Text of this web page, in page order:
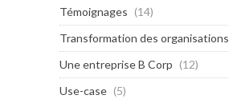
Témoignages (14)
Transformation des organisations
Une entreprise B Corp (12)
Use-case (5)